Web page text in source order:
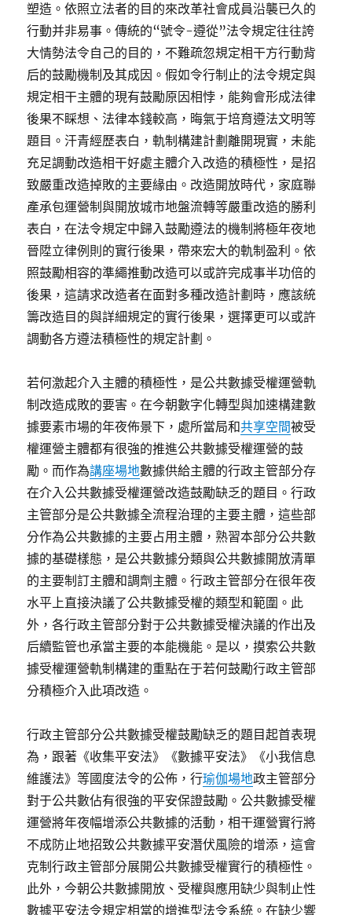
塑造。依照立法者的目的來改革社會成員沿襲已久的
行動并非易事。傳統的“號令-遵從”法令規定往往誇
大情勢法令自己的目的，不難疏忽規定相干方行動背
后的鼓勵機制及其成因。假如令行制止的法令規定與
規定相干主體的現有鼓勵原因相悖，能夠會形成法律
後果不睬想、法律本錢較高，晦氣于培育遵法文明等
題目。汗青經歷表白，軌制構建計劃離開現實，未能
充足調動改造相干好處主體介入改造的積極性，是招
致嚴重改造掉敗的主要緣由。改造開放時代，家庭聯
產承包運營制與開放城市地盤流轉等嚴重改造的勝利
表白，在法令規定中歸入鼓勵遵法的機制將極年夜地
晉陞立律例則的實行後果，帶來宏大的軌制盈利。依
照鼓勵相容的準繩推動改造可以或許完成事半功倍的
後果，這請求改造者在面對多種改造計劃時，應該統
籌改造目的與詳細規定的實行後果，選擇更可以或許
調動各方遵法積極性的規定計劃。
若何激起介入主體的積極性，是公共數據受權運營軌
制改造成敗的要害。在今朝數字化轉型與加速構建數
據要素市場的年夜佈景下，處所當局和共享空間被受
權運營主體都有很強的推進公共數據受權運營的鼓
勵。而作為講座場地數據供給主體的行政主管部分存
在介入公共數據受權運營改造鼓勵缺乏的題目。行政
主管部分是公共數據全流程治理的主要主體，這些部
分作為公共數據的主要占用主體，熟習本部分公共數
據的基礎樣態，是公共數據分類與公共數據開放清單
的主要制訂主體和調劑主體。行政主管部分在很年夜
水平上直接決議了公共數據受權的類型和範圍。此
外，各行政主管部分對于公共數據受權決議的作出及
后續監管也承當主要的本能機能。是以，摸索公共數
據受權運營軌制構建的重點在于若何鼓勵行政主管部
分積極介入此項改造。
行政主管部分公共數據受權鼓勵缺乏的題目起首表現
為，跟著《收集平安法》《數據平安法》《小我信息
維護法》等國度法令的公佈，行瑜伽場地政主管部分
對于公共數佔有很強的平安保證鼓勵。公共數據受權
運營將年夜幅增添公共數據的活動，相干運營實行將
不成防止地招致公共數據平安潛伏風險的增添，這會
克制行政主管部分展開公共數據受權實行的積極性。
此外，今朝公共數據開放、受權與應用缺少與制止性
數據平安法令規定相當的增進型法令系統。在缺少響